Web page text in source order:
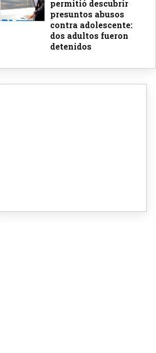
permitió descubrir
presuntos abusos
contra adolescente:
dos adultos fueron
detenidos